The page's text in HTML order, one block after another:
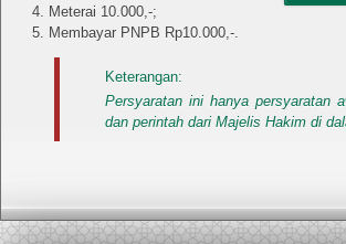
Meterai 10.000,-;
Membayar PNPB Rp10.000,-.
Keterangan:
Persyaratan ini hanya persyaratan
dan perintah dari Majelis Hakim di